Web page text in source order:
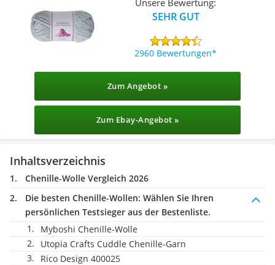
SEHR GUT
2960 Bewertungen
Zum Angebot »
Zum Ebay-Angebot »
Inhaltsverzeichnis
Chenille-Wolle Vergleich 2026
Die besten Chenille-Wollen: Wählen Sie Ihren
persönlichen Testsieger aus der Bestenliste.
Myboshi Chenille-Wolle
Utopia Crafts Cuddle Chenille-Garn
Rico Design 400025